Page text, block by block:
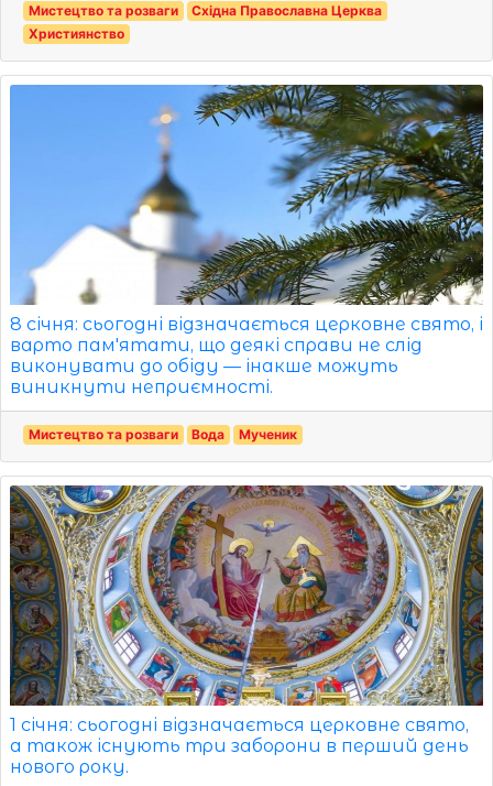
Мистецтво та розваги
Східна Православна Церква
Християнство
8 січня: сьогодні відзначається церковне свято, і
варто пам'ятати, що деякі справи не слід
виконувати до обіду — інакше можуть
виникнути неприємності.
Мистецтво та розваги Вода Мученик
1 січня: сьогодні відзначається церковне свято,
а також існують три заборони в перший день
нового року.